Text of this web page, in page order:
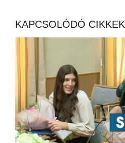
KAPCSOLÓDÓ CIKKEK